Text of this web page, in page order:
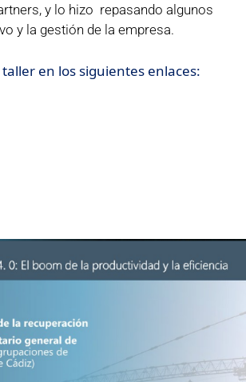
y lo hizo repasando algunos
y la gestión de la empresa.
en los siguientes enlaces: